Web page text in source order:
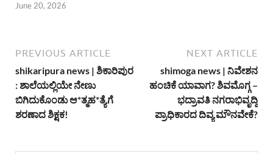
June 20, 2026
PREVIOUS ARTICLE
shikaripura news | ಶಿಕಾರಿಪುರ
: ಶಾಲೆಯಲ್ಲಿಯೇ ನೇಣು
ಬಿಗಿದುಕೊಂಡು ಆ*ತ್ಮಹ*ತ್ಯೆಗೆ
ಶರಣಾದ ಶಿಕ್ಷಕ!
NEXT ARTICLE
shimoga news | ನಿವೇಶನ
ಹಂಚಿಕೆ ಯಾವಾಗ? ಶಿವಮೊಗ್ಗ –
ಭದ್ರಾವತಿ ನಗರಾಭಿವೃದ್ದಿ
ಪ್ರಾಧಿಕಾರದ ದಿವ್ಯ ಮೌನವೇಕೆ?